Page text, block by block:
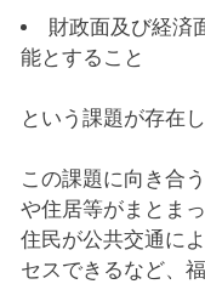
財政面及び経済
能とすること
という課題が存在
この課題に向き合
や住居等がまとま
住民が公共交通に
セスできるなど、